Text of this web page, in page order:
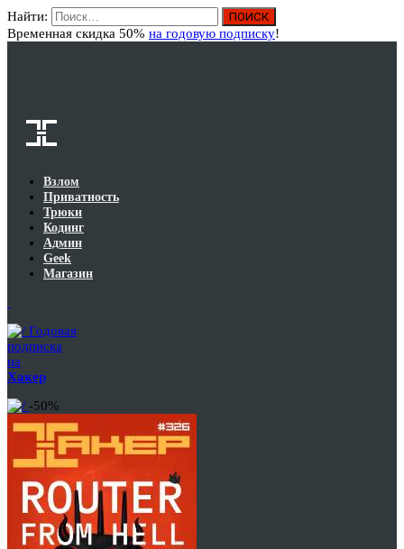
Найти:
Временная скидка 50% на годовую подписку!
Взлом
Приватность
Трюки
Кодинг
Админ
Geek
Магазин
Годовая
подписка
на
Хакер
-50%